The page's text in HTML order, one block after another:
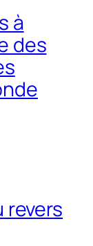
à
des
revers